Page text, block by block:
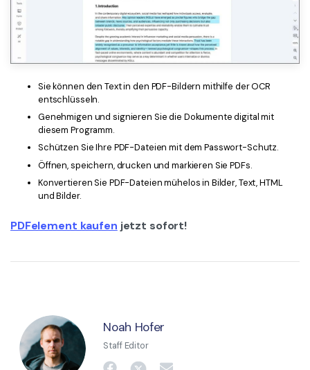
Sie können den Text in den PDF-Bildern mithilfe der OCR
entschlüsseln.
Genehmigen und signieren Sie die Dokumente digital mit
diesem Programm.
Schützen Sie Ihre PDF-Dateien mit dem Passwort-Schutz.
Öffnen, speichern, drucken und markieren Sie PDFs.
Konvertieren Sie PDF-Dateien mühelos in Bilder, Text, HTML
und Bilder.
PDFelement kaufen jetzt sofort!
Noah Hofer
Staff Editor